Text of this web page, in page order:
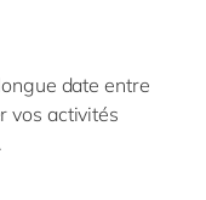
date entre
vos activités